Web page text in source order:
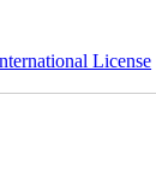
License